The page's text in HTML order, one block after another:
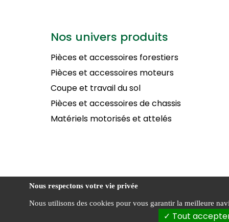
Nos univers produits
Pièces et accessoires forestiers
Pièces et accessoires moteurs
Coupe et travail du sol
Pièces et accessoires de chassis
Matériels motorisés et attelés
STERENN Motoculture ©
Nous respectons votre vie privée
Nous utilisons des cookies pour vous garantir la meilleure
Tout